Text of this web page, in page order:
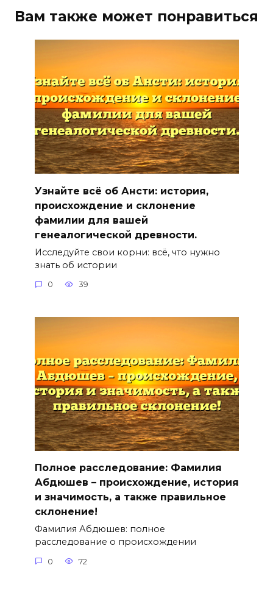
Вам также может понравиться
Узнайте всё об Ансти: история,
происхождение и склонение
фамилии для вашей
генеалогической древности.
Исследуйте свои корни: всё, что нужно
знать об истории
0 39
Полное расследование: Фамилия
Абдюшев – происхождение, история
и значимость, а также правильное
склонение!
Фамилия Абдюшев: полное
расследование о происхождении
0 72